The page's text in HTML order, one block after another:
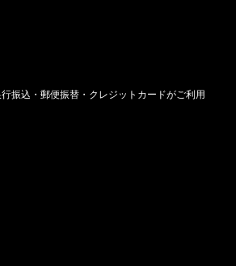
振込・郵便振替・クレジットカードがご利用